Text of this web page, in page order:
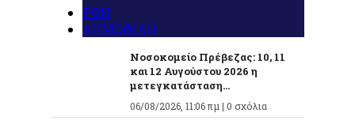
ΡΟΗ
ΔΗΜΟΦΙΛΗ
Νοσοκομείο Πρέβεζας: 10, 11
και 12 Αυγούστου 2026 η
μετεγκατάσταση...
06/08/2026, 11:06 πμ | 0 σχόλια